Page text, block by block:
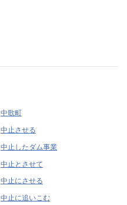
中歌町
中止させる
中止したダム事業
中止とさせて
中止にさせる
中止に追いこむ